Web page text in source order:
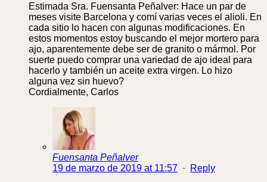
Estimada Sra. Fuensanta Peñalver: Hace un par de
meses visite Barcelona y comí varias veces el alioli. En
cada sitio lo hacen con algunas modificaciones. En
estos momentos estoy buscando el mejor mortero para
ajo, aparentemente debe ser de granito o mármol. Por
suerte puedo comprar una variedad de ajo ideal para
hacerlo y también un aceite extra virgen. Lo hizo
alguna vez sin huevo?
Cordialmente, Carlos
Fuensanta Peñalver
19 de marzo de 2019 at 11:57 ·
Reply